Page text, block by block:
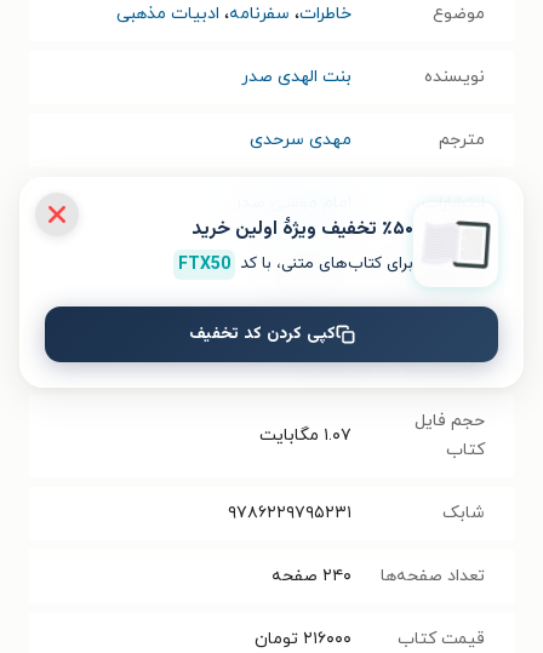
موضوع خاطرات، سفرنامه، ادبیات مذهبی
نویسنده بنت الهدی صدر
مترجم مهدی سرحدی
سال انتشار
فرمت کتاب EPUB
حجم فایل
کتاب
۱.۰۷ مگابایت
شابک ۹۷۸۶۲۲۹۷۹۵۲۳۱
تعداد صفحه‌ها ۲۴۰ صفحه
قیمت کتاب ۲۱۶۰۰۰ تومان
٪۵۰ تخفیف ویژۀ اولین خرید
برای کتاب‌های متنی، با کد FTX50
کپی کردن کد تخفیف